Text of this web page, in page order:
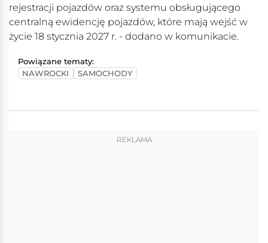
rejestracji pojazdów oraz systemu obsługującego
centralną ewidencję pojazdów, które mają wejść w
życie 18 stycznia 2027 r. - dodano w komunikacie.
Powiązane tematy:
NAWROCKI
SAMOCHODY
REKLAMA